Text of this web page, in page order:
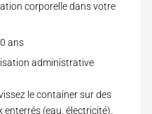
corporelle dans votre
ans
administrative
le container sur des
(eau, électricité),